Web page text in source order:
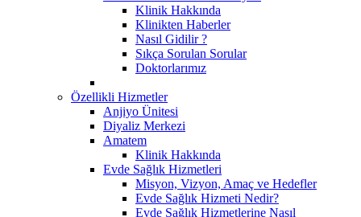
Klinik Hakkında
Klinikten Haberler
Nasıl Gidilir ?
Sıkça Sorulan Sorular
Doktorlarımız
Özellikli Hizmetler
Anjiyo Ünitesi
Diyaliz Merkezi
Amatem
Klinik Hakkında
Evde Sağlık Hizmetleri
Misyon, Vizyon, Amaç ve Hedefler
Evde Sağlık Hizmeti Nedir?
Evde Sağlık Hizmetlerine Nasıl